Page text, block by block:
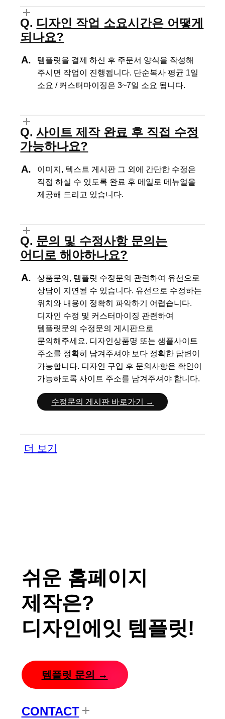
디자인 작업 소요시간은 어떻게
되나요?
템플릿을 결제 하신 후 주문서 양식을 작성해
주시면 작업이 진행됩니다. 단순복사 평균 1일
소요 / 커스터마이징은 3~7일 소요 됩니다.
사이트 제작 완료 후 직접 수정
가능하나요?
이미지, 텍스트 게시판 그 외에 간단한 수정은
직접 하실 수 있도록 완료 후 메일로 메뉴얼을
제공해 드리고 있습니다.
문의 및 수정사항 문의는
어디로 해야하나요?
상품문의, 템플릿 수정문의 관련하여 유선으로
상담이 지연될 수 있습니다. 유선으로 수정하는
위치와 내용이 정확히 파악하기 어렵습니다.
디자인 수정 및 커스터마이징 관련하여
템플릿문의 수정문의 게시판으로
문의해주세요. 디자인상품명 또는 샘플사이트
주소를 정확히 남겨주셔야 보다 정확한 답변이
가능합니다. 디자인 구입 후 문의사항은 확인이
가능하도록 사이트 주소를 남겨주셔야 합니다.
수정문의 게시판 바로가기 →
더 보기
쉬운 홈페이지
제작은?
디자인에잇 템플릿!
템플릿 문의 →
CONTACT